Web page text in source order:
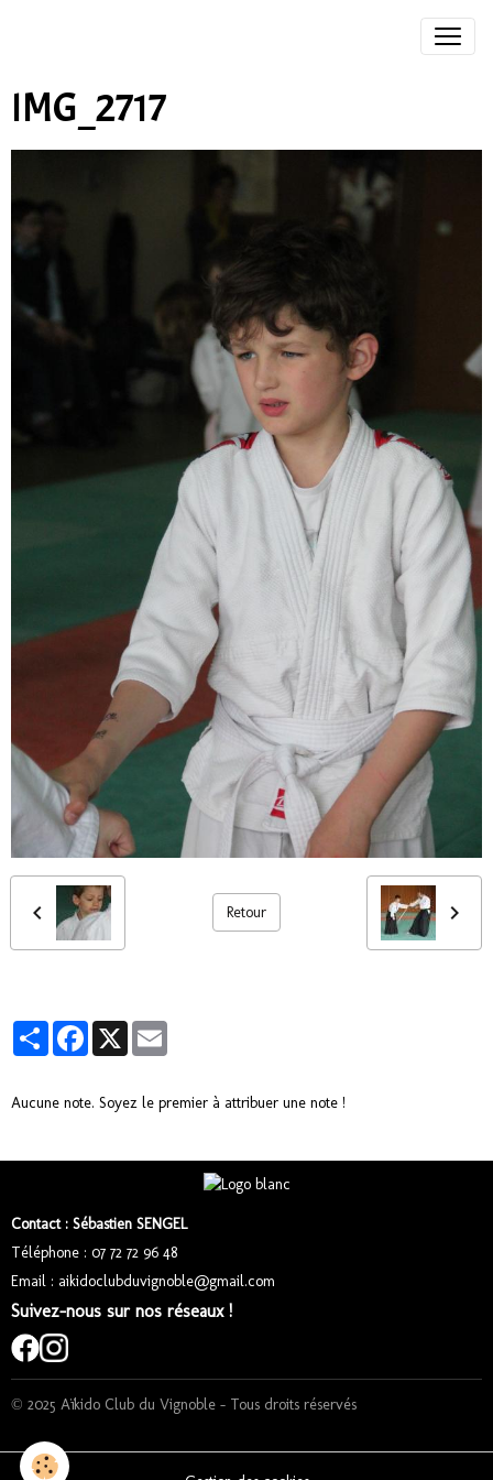
IMG_2717
Retour
PartagerFacebook
X
Aucune note. Soyez le premier à attribuer une note !
Contact : Sébastien SENGEL
Téléphone : 07 72 72 96 48
Email : aikidoclubduvignoble@gmail.com
Suivez-nous sur nos réseaux !
© 2025 Aïkido Club du Vignoble – Tous droits réservés